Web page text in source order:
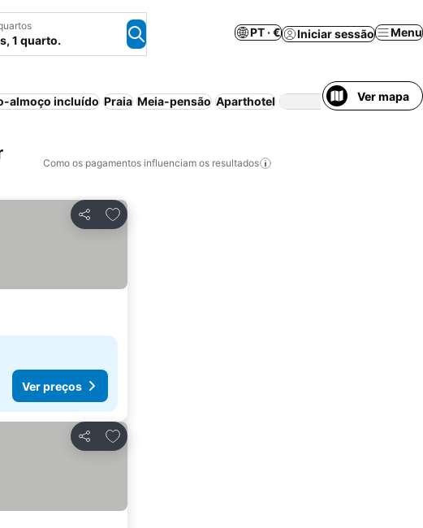
1 quarto.
PT · € Iniciar sessão Menu
almoço incluído Praia Meia-pensão Aparthotel Casa/Ver mapa
Como os pagamentos influenciam os resultados
Partilhar
Adicionar aos favoritos
Ver preços
Partilhar
Adicionar aos favoritos